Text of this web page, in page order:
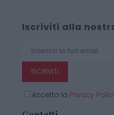
Iscriviti alla
ISCRIVITI
Accetto la Privacy